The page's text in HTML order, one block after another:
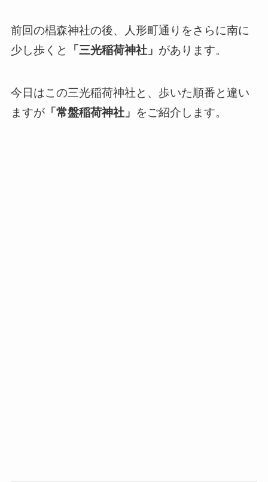
前回の椙森神社の後、人形町通りをさらに南に
少し歩くと
「三光稲荷神社」 があります。
今日はこの三光稲荷神社と、歩いた順番と違い
ますが「常盤稲荷神社」 をご紹介します。